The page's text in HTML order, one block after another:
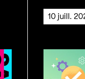
10 juill.